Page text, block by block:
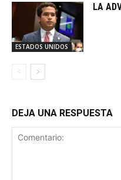
ESTADOS UNIDOS
LA
DEJA UNA RESPUESTA